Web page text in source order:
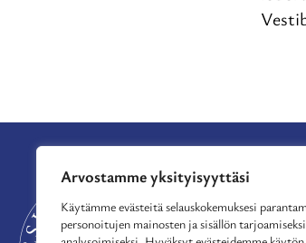
Arvostamme yksityisyyttäsi
Käytämme evästeitä selauskokemuksesi
personoitujen mainosten ja sisällön
TUE